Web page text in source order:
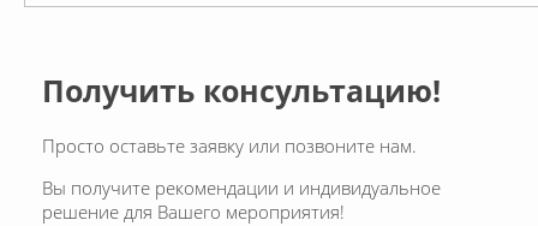
Получить консультацию!
Просто оставьте заявку или позвоните нам.
Вы получите рекомендации и индивидуальное
решение для Вашего мероприятия!